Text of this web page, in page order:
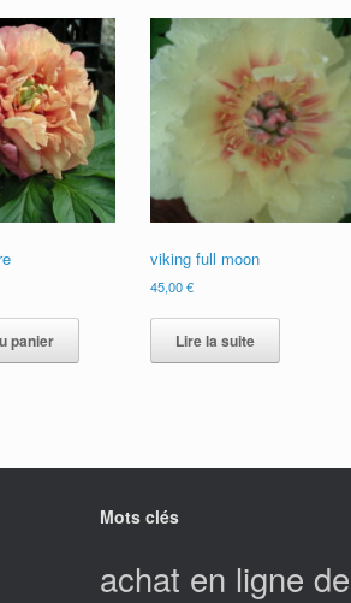
Les
être
sur
du
panier
viking full moon
45,00€
Lire la suite
Mots clés
achat en ligne de